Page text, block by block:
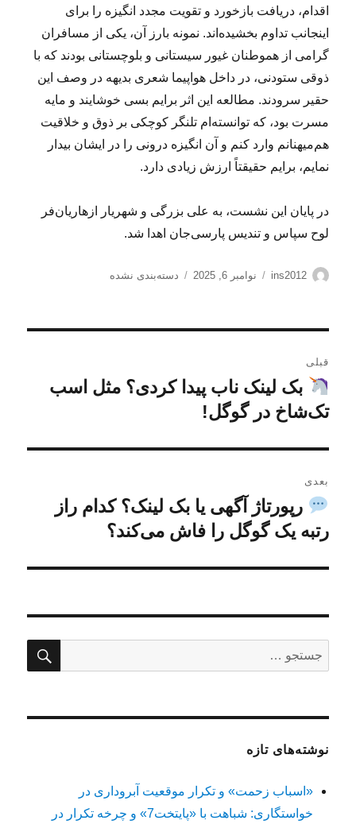
اقدام، دریافت بازخورد و تقویت مجدد انگیزه را برای
اینجانب تداوم بخشیده‌اند. نمونه بارز آن، یکی از مسافران
گرامی از هموطنان غیور سیستانی و بلوچستانی بودند که با
ذوقی ستودنی، در داخل هواپیما شعری بدیهه در وصف این
حقیر سرودند. مطالعه این اثر برایم بسی خوشایند و مایه
مسرت بود، که توانسته‌ام تلنگر کوچکی بر ذوق و خلاقیت
هم‌میهنانم وارد کنم و آن انگیزه درونی را در ایشان بیدار
نمایم، برایم حقیقتاً ارزش زیادی دارد.
در پایان این نشست، به علی بزرگی و شهریار ازهاریان‌فر
لوح سپاس و تندیس پارسی‌جان اهدا شد.
نویسنده
ins2012
ارسال
نوامبر 6, 2025 دسته‌ها
دسته‌بندی نشده
نوشته
قبلی
نوشته
قبلی:
بک لینک ناب پیدا کردی؟ مثل اسب
تک‌شاخ در گوگل!
بعدی
نوشته
بعدی:
رپورتاژ آگهی یا بک لینک؟ کدام راز
رتبه یک گوگل را فاش می‌کند؟
برای:
نوشته‌های تازه
«اسباب زحمت» و تکرار موقعیت آبروداری در
خواستگاری: شباهت با «پایتخت7» و چرخه تکرار در